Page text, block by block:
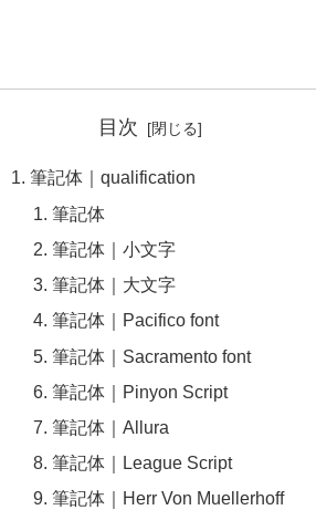
目次
筆記体｜qualification
筆記体
筆記体｜小文字
筆記体｜大文字
筆記体｜Pacifico font
筆記体｜Sacramento font
筆記体｜Pinyon Script
筆記体｜Allura
筆記体｜League Script
筆記体｜Herr Von Muellerhoff